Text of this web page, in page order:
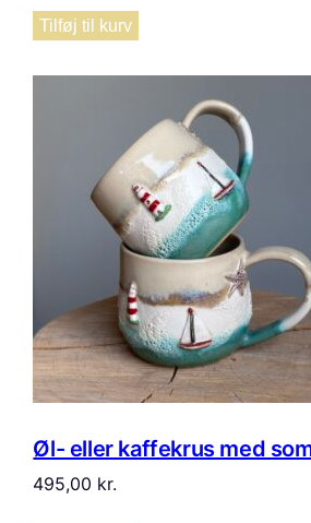
Tilføj til kurv
Øl- eller kaffekrus med
495,00 kr.